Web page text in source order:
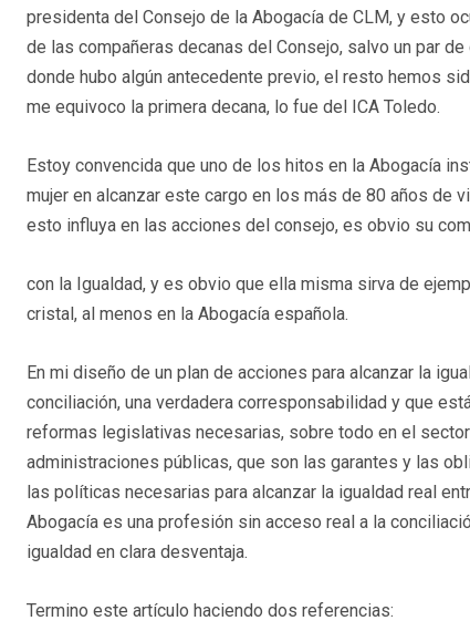
presidenta del Consejo de la Abogacía de CLM, y esto
de las compañeras decanas del Consejo, salvo un par
donde hubo algún antecedente previo, el resto hemos
me equivoco la primera decana, lo fue del ICA Toledo.
Estoy convencida que uno de los hitos en la Abogacía
mujer en alcanzar este cargo en los más de 80 años de
esto influya en las acciones del consejo, es obvio su
con la Igualdad, y es obvio que ella misma sirva de
cristal, al menos en la Abogacía española.
En mi diseño de un plan de acciones para alcanzar la
conciliación, una verdadera corresponsabilidad y que
reformas legislativas necesarias, sobre todo en el
administraciones públicas, que son las garantes y las
las políticas necesarias para alcanzar la igualdad real
Abogacía es una profesión sin acceso real a la
igualdad en clara desventaja.
Termino este artículo haciendo dos referencias: